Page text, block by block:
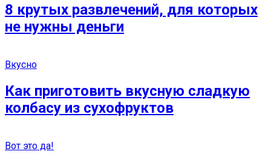
8 крутых развлечений, для которых
не нужны деньги
Вкусно
Как приготовить вкусную сладкую
колбасу из сухофруктов
Вот это да!